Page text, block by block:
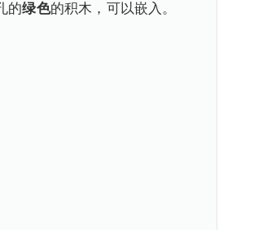
的绿色的积木，可以嵌入。